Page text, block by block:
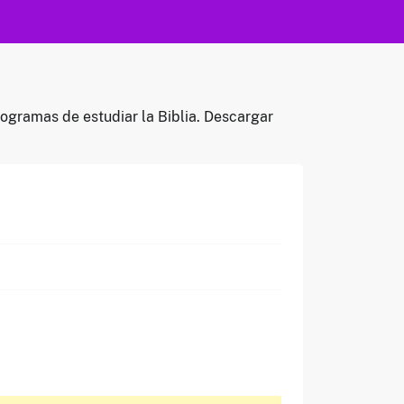
de estudiar la Biblia. Descargar